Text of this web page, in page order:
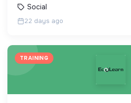
Social
22 days ago
TRAINING